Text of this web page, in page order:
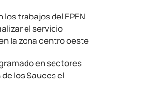
los trabajos del EPEN
el servicio
la zona centro oeste
en sectores
los Sauces el